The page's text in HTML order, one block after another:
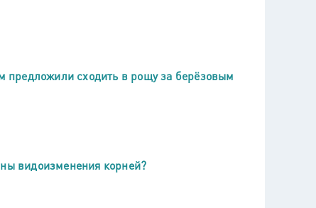
предложили сходить в рощу за берёзовым
видоизменения корней?